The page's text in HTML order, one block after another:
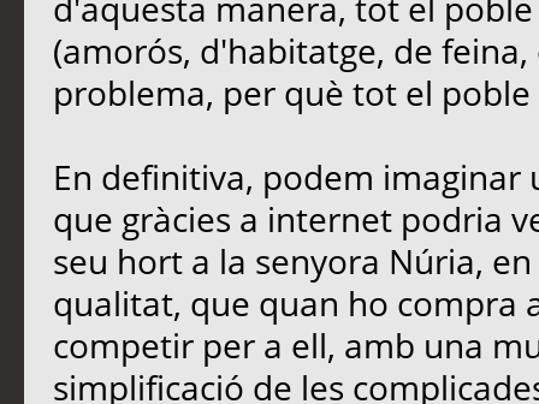
(amorós, d'habitatge, de
problema, per què tot el
En definitiva, podem imaginar
que gràcies a internet podria
seu hort a la senyora Núria,
qualitat, que quan ho compra
competir per a ell, amb una
simplificació de les